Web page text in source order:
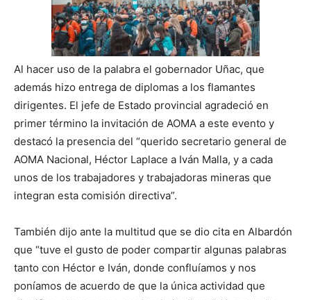
Al hacer uso de la palabra el gobernador Uñac, que
además hizo entrega de diplomas a los flamantes
dirigentes. El jefe de Estado provincial agradeció en
primer término la invitación de AOMA a este evento y
destacó la presencia del “querido secretario general de
AOMA Nacional, Héctor Laplace a Iván Malla, y a cada
unos de los trabajadores y trabajadoras mineras que
integran esta comisión directiva”.
También dijo ante la multitud que se dio cita en Albardón
que “tuve el gusto de poder compartir algunas palabras
tanto con Héctor e Iván, donde confluíamos y nos
poníamos de acuerdo de que la única actividad que